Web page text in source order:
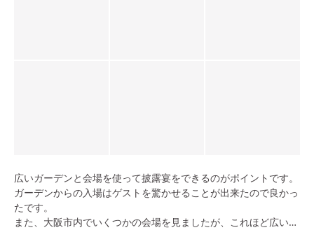
広いガーデンと会場を使って披露宴をできるのがポイントです。
ガーデンからの入場はゲストを驚かせることが出来たので良かっ
たです。
また、大阪市内でいくつかの会場を見ましたが、これほど広い披